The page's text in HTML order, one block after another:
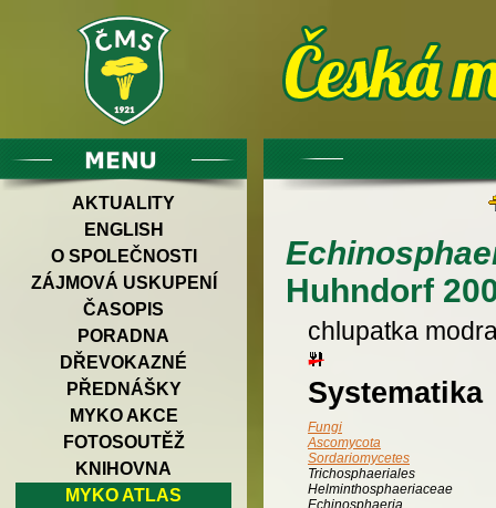
AKTUALITY
ENGLISH
O SPOLEČNOSTI
ZÁJMOVÁ USKUPENÍ
ČASOPIS
PORADNA
DŘEVOKAZNÉ
PŘEDNÁŠKY
MYKO AKCE
FOTOSOUTĚŽ
KNIHOVNA
MYKO ATLAS
Huhndorf
chlupatka
Systematika
Fungi
Ascomycota
Sordariomycetes
Trichosphaeriales
Helminthosphaeriaceae
Echinosphaeria